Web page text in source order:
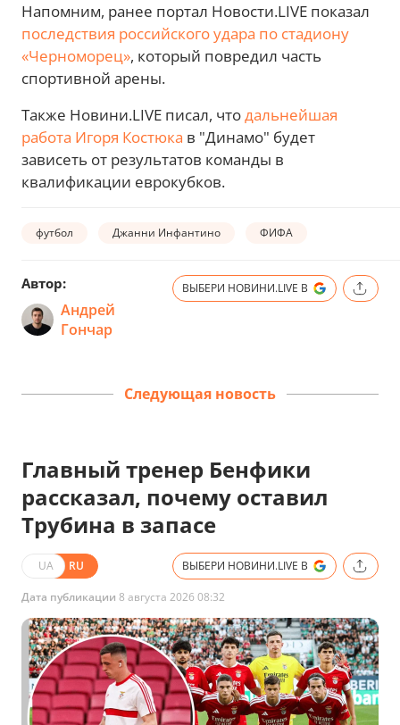
Напомним, ранее портал Новости.LIVE показал
последствия российского удара по стадиону
«Черноморец», который повредил часть
спортивной арены.
Также Новини.LIVE писал, чтодальнейшая
работа Игоря Костюка в "Динамо" будет
зависеть от результатов команды в
квалификации еврокубков.
футбол Джанни Инфантино ФИФА
Автор:
Андрей
Гончар
ВЫБЕРИ НОВИНИ.LIVE В
Следующая новость
Главный тренер Бенфики
рассказал, почему оставил
Трубина в запасе
UA RU ВЫБЕРИ НОВИНИ.LIVE В
Дата публикации 8 августа 2026 08:32